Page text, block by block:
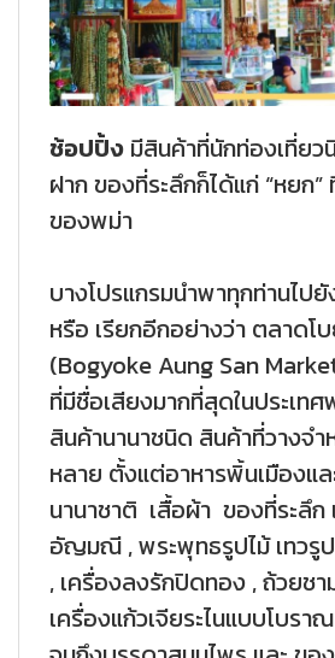
ช้อปปิ้ง มีสินค้าที่นักท่องเที่ย
ฝาก ของที่ระลึกก็ได้แก่ “หยก
ของพม่า
บางโปรแกรมนำพาทุกท่านไปยั
หรือ เรียกอีกอย่างว่า ตลาดโ
(Bogyoke Aung San
ที่มีชื่อเสียงมากที่สุดในประเท
สินค้านานาชนิด สินค้าที่วางจ
หลาย ตั้งแต่อาหารพิ้นเมืองแล
นานาชาติ เสื้อผ้า ของที่ระลึก
อัญมณี , พระพุทธรูปไม้ เทวรู
, เครื่องลงรักปิดทอง , ถ้วยชา
เครื่องแก้วเจียระไนแบบโบรา